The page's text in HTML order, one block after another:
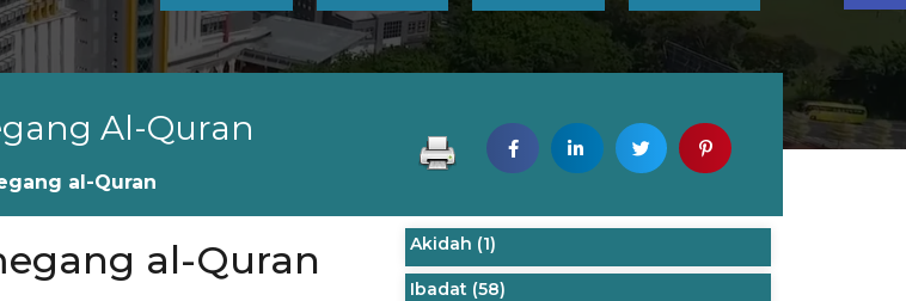
Al-Quran
al-Quran
al-Quran Akidah (1)
Ibadat (58)